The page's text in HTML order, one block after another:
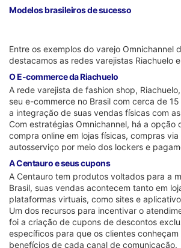
Modelos brasileiros de sucesso
Entre os exemplos do varejo Omnichannel
destacamos as redes varejistas Riachuelo
O E-commerce da Riachuelo
A rede varejista de fashion shop,
seu e-commerce no Brasil com cerca de
a integração de suas vendas físicas com
Com estratégias Omnichannel, há a opção
compra online em lojas físicas, compras
autosserviço por meio dos lockers e
A Centauro e seus cupons
A Centauro tem produtos voltados para a
Brasil, suas vendas acontecem tanto em
plataformas virtuais, como sites e
Um dos recursos para incentivar o
foi a criação de cupons de descontos
específicos para que os clientes
benefícios de cada canal de comunicação.